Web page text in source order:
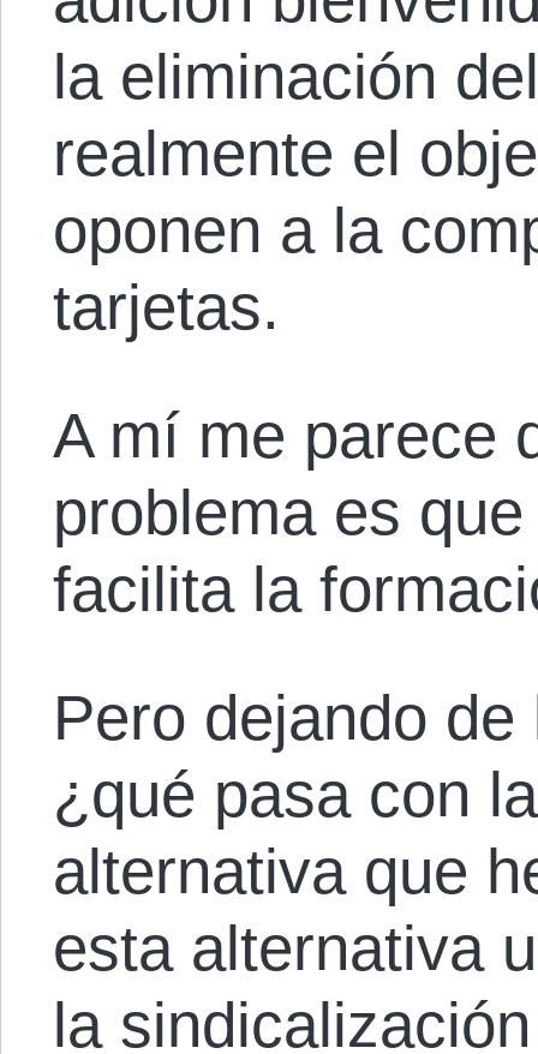
la eliminación
realmente el
oponen a la
tarjetas.
A mí me parece
problema es
facilita la
Pero dejando
¿qué pasa con
alternativa que
esta alternativa
la